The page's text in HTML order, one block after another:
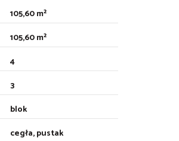
105,60 m²
105,60 m²
4
3
blok
cegła, pustak